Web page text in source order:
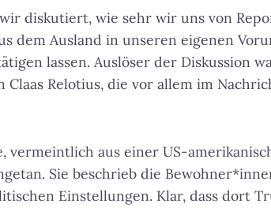
diskutiert, wie sehr wir uns von
dem Ausland in unseren eigenen
lassen. Auslöser der Diskussion
Claas Relotius, die vor allem im
vermeintlich aus einer US-
Sie beschrieb die
Einstellungen. Klar, dass dort